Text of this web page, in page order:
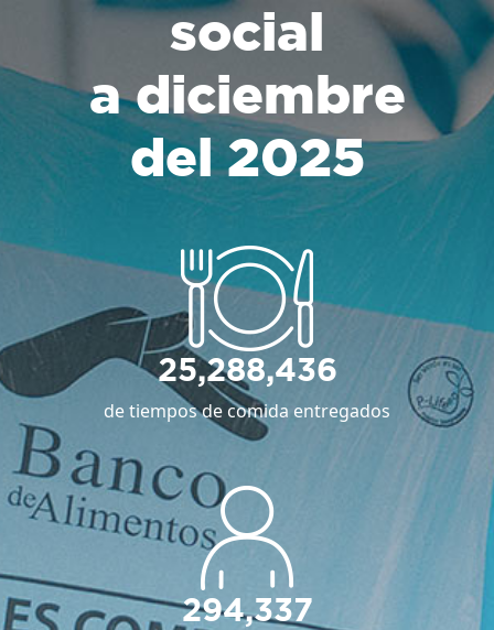
social
a diciembre
del 2025
25,288,436
de tiempos de comida entregados
294,337